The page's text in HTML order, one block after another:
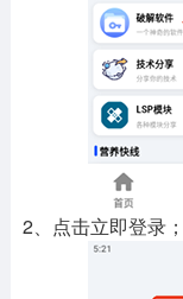
2、点击立即登录；